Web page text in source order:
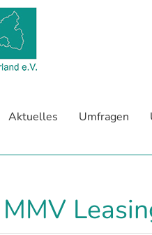
Aktuelles Umfragen